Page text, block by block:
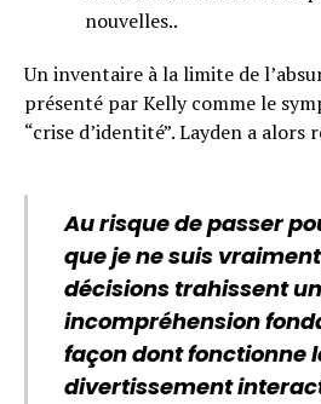
nouvelles..
Un inventaire à la limite de
présenté par Kelly comme le
“crise d’identité”. Layden a alors
Au risque de passer
que je ne suis
décisions trahissent
incompréhension
façon dont fonctionne
divertissement